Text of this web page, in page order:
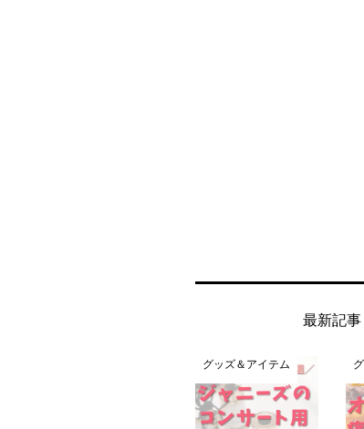
最新記事
グッズ＆アイテム